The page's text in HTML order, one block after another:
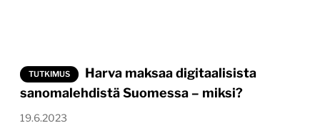
TUTKIMUS
Harva maksaa digitaalisista
sanomalehdistä Suomessa – miksi?
19.6.2023